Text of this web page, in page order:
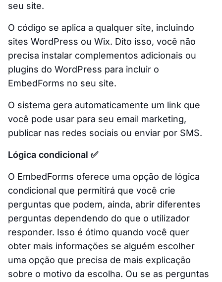
seu site.
O código se aplica a qualquer site, incluindo
sites WordPress ou Wix. Dito isso, você não
precisa instalar complementos adicionais ou
plugins do WordPress para incluir o
EmbedForms no seu site.
O sistema gera automaticamente um link que
você pode usar para seu email marketing,
publicar nas redes sociais ou enviar por SMS.
Lógica condicional ✅
O EmbedForms oferece uma opção de lógica
condicional que permitirá que você crie
perguntas que podem, ainda, abrir diferentes
perguntas dependendo do que o utilizador
responder. Isso é ótimo quando você quer
obter mais informações se alguém escolher
uma opção que precisa de mais explicação
sobre o motivo da escolha. Ou se as perguntas